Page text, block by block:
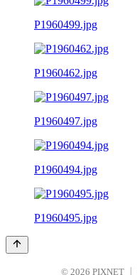
P1960499.jpg
P1960462.jpg
P1960497.jpg
P1960494.jpg
P1960495.jpg
© 2026 PIXNET